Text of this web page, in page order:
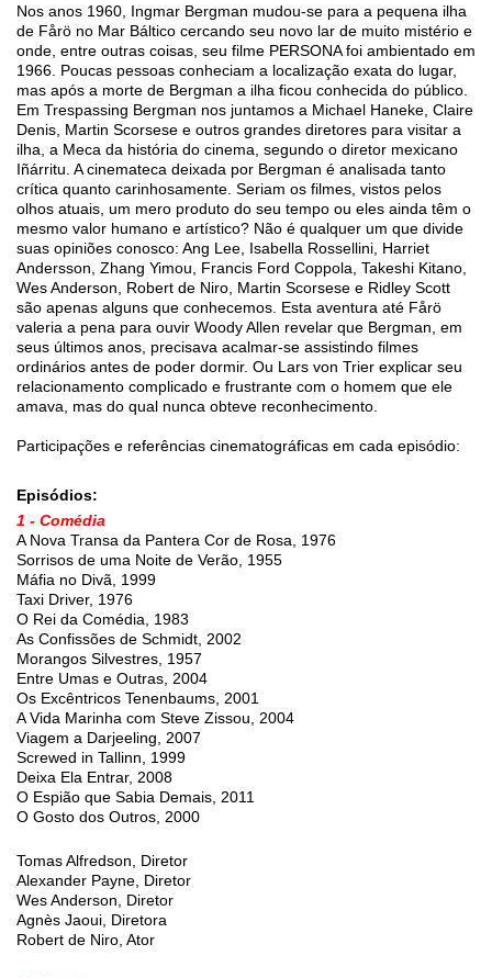
Nos anos 1960, Ingmar Bergman mudou-se para a pequena ilha
de Fårö no Mar Báltico cercando seu novo lar de muito mistério e
onde, entre outras coisas, seu filme PERSONA foi ambientado em
1966. Poucas pessoas conheciam a localização exata do lugar,
mas após a morte de Bergman a ilha ficou conhecida do público.
Em Trespassing Bergman nos juntamos a Michael Haneke, Claire
Denis, Martin Scorsese e outros grandes diretores para visitar a
ilha, a Meca da história do cinema, segundo o diretor mexicano
Iñárritu. A cinemateca deixada por Bergman é analisada tanto
crítica quanto carinhosamente. Seriam os filmes, vistos pelos
olhos atuais, um mero produto do seu tempo ou eles ainda têm o
mesmo valor humano e artístico? Não é qualquer um que divide
suas opiniões conosco: Ang Lee, Isabella Rossellini, Harriet
Andersson, Zhang Yimou, Francis Ford Coppola, Takeshi Kitano,
Wes Anderson, Robert de Niro, Martin Scorsese e Ridley Scott
são apenas alguns que conhecemos. Esta aventura até Fårö
valeria a pena para ouvir Woody Allen revelar que Bergman, em
seus últimos anos, precisava acalmar-se assistindo filmes
ordinários antes de poder dormir. Ou Lars von Trier explicar seu
relacionamento complicado e frustrante com o homem que ele
amava, mas do qual nunca obteve reconhecimento.
Participações e referências cinematográficas em cada episódio:
Episódios:
1 - Comédia
A Nova Transa da Pantera Cor de Rosa, 1976
Sorrisos de uma Noite de Verão, 1955
Máfia no Divã, 1999
Taxi Driver, 1976
O Rei da Comédia, 1983
As Confissões de Schmidt, 2002
Morangos Silvestres, 1957
Entre Umas e Outras, 2004
Os Excêntricos Tenenbaums, 2001
A Vida Marinha com Steve Zissou, 2004
Viagem a Darjeeling, 2007
Screwed in Tallinn, 1999
Deixa Ela Entrar, 2008
O Espião que Sabia Demais, 2011
O Gosto dos Outros, 2000
Tomas Alfredson, Diretor
Alexander Payne, Diretor
Wes Anderson, Diretor
Agnès Jaoui, Diretora
Robert de Niro, Ator